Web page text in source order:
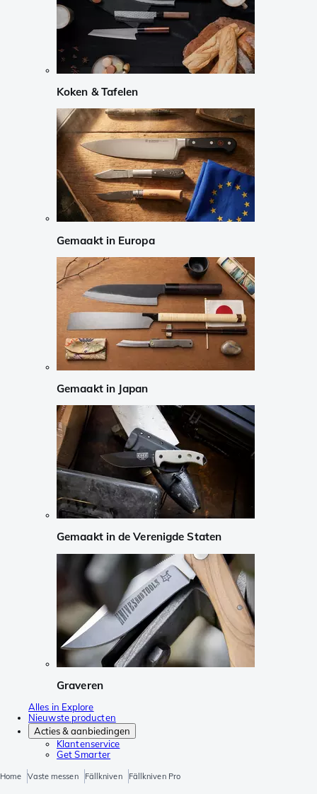
Koken & Tafelen
Gemaakt in Europa
Gemaakt in Japan
Gemaakt in de Verenigde Staten
Graveren
Alles in Explore
Nieuwste producten
Acties & aanbiedingen
Klantenservice
Get Smarter
Home Vaste messen Fällkniven Fällkniven Pro